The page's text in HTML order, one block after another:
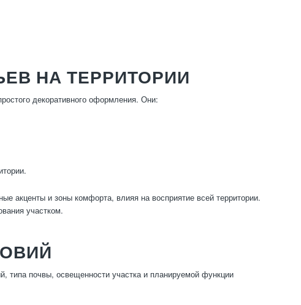
НА ТЕРРИТОРИИ
декоративного оформления. Они:
акценты и зоны комфорта, влияя на восприятие всей территории.
участком.
типа почвы, освещенности участка и планируемой функции